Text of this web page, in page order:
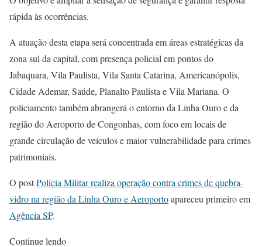
rápida às ocorrências.
A atuação desta etapa será concentrada em áreas estratégicas da
zona sul da capital, com presença policial em pontos do
Jabaquara, Vila Paulista, Vila Santa Catarina, Americanópolis,
Cidade Ademar, Saúde, Planalto Paulista e Vila Mariana. O
policiamento também abrangerá o entorno da Linha Ouro e da
região do Aeroporto de Congonhas, com foco em locais de
grande circulação de veículos e maior vulnerabilidade para crimes
patrimoniais.
O postPolícia Militar realiza operação contra crimes de quebra-
vidro na região da Linha Ouro e Aeroportoapareceu primeiro em
Agência SP.
Continue lendo